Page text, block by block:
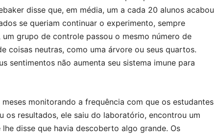
disse que, em média, um a cada 20 alunos acabou
se queriam continuar o experimento, sempre
grupo de controle passou o mesmo número de
coisas neutras, como uma árvore ou seus quartos.
sentimentos não aumenta seu sistema imune para
monitorando a frequência com que os estudantes
os resultados, ele saiu do laboratório, encontrou um
disse que havia descoberto algo grande. Os